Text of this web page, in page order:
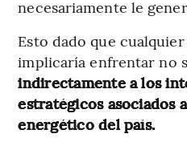
necesariamente le
Esto dado que
implicaría enfrentar no
indirectamente a los
estratégicos asociados
energético del país.